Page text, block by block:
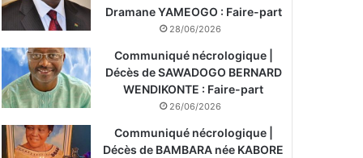
Dramane YAMEOGO : Faire-part
28/06/2026
Communiqué nécrologique |
Décès de SAWADOGO BERNARD
WENDIKONTE : Faire-part
26/06/2026
Communiqué nécrologique |
Décès de BAMBARA née KABORE